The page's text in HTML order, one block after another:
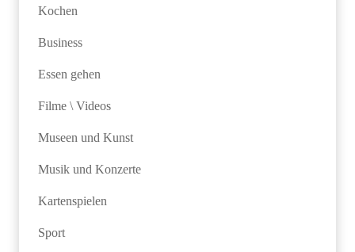
Kochen
Business
Essen gehen
Filme \ Videos
Museen und Kunst
Musik und Konzerte
Kartenspielen
Sport